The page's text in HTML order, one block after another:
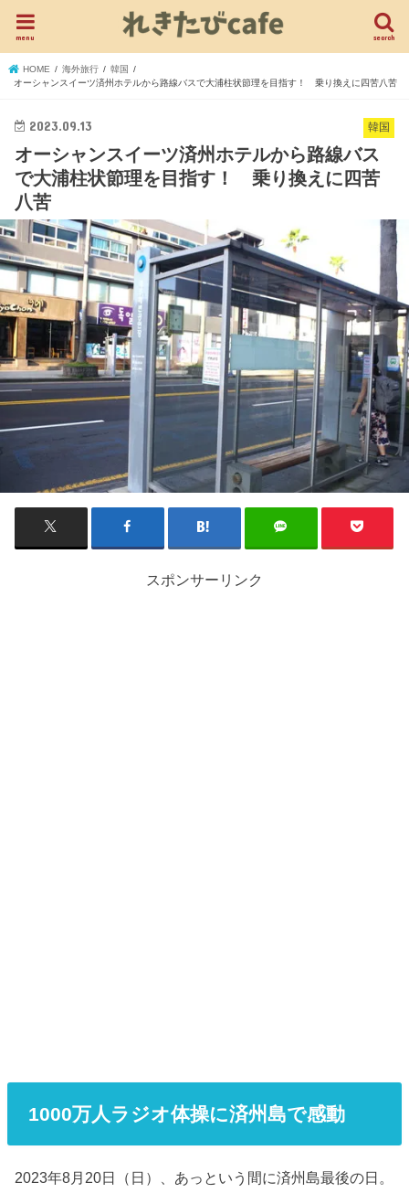
search
menu
HOME 海外旅行
韓国
オーシャンスイーツ済州ホテルから路線バスで大浦柱状節理を目指す！ 乗り換えに四苦八苦
韓国
2023.09.13
オーシャンスイーツ済州ホテルから路線バス
で大浦柱状節理を目指す！ 乗り換えに四苦
八苦
スポンサーリンク
1000万人ラジオ体操に済州島で感動
2023年8月20日（日）、あっという間に済州島最後の日。